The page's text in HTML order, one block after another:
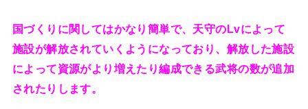
国づくりに関してはかなり簡単で、天守のLvによって
施設が解放されていくようになっており、解放した施設
によって資源がより増えたり編成できる武将の数が追加
されたりします。